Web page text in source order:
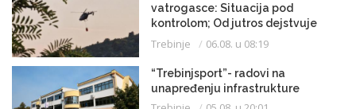
vatrogasce: Situacija pod
kontrolom; Od jutros dejstvuje
helikopter
Trebinje 06.08. u 08:19
“Trebinjsport”- radovi na
unapređenju infrastrukture